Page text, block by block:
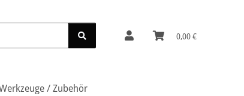
0,00 €
/ Zubehör